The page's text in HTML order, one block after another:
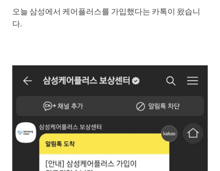
오늘 삼성에서 케어플러스를 가입했다는 카톡이 왔습니
다.